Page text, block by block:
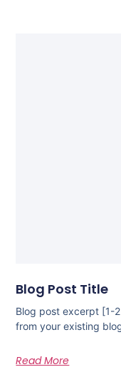
Blog Post Title
Blog post excerpt [1-
from your existing
Read More